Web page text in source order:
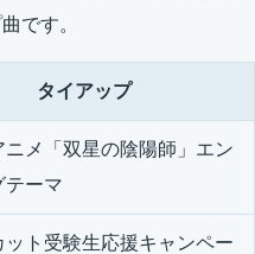
です。
タイアップ
ニメ「双星の陰陽師」エン
テーマ
ット受験生応援キャンペー